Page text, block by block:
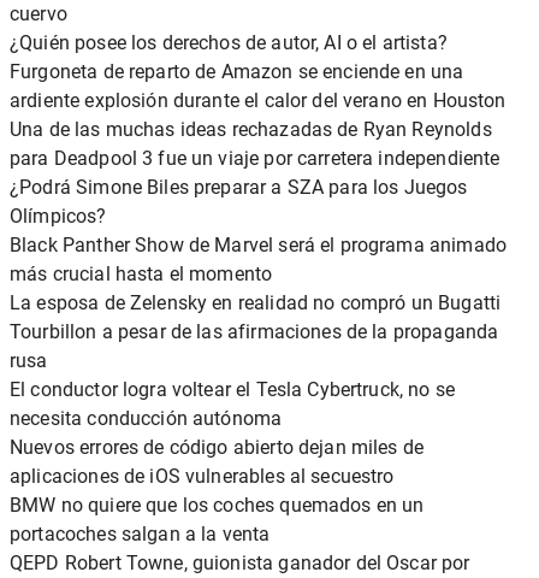
cuervo
¿Quién posee los derechos de autor, AI o el artista?
Furgoneta de reparto de Amazon se enciende en una
ardiente explosión durante el calor del verano en Houston
Una de las muchas ideas rechazadas de Ryan Reynolds
para Deadpool 3 fue un viaje por carretera independiente
¿Podrá Simone Biles preparar a SZA para los Juegos
Olímpicos?
Black Panther Show de Marvel será el programa animado
más crucial hasta el momento
La esposa de Zelensky en realidad no compró un Bugatti
Tourbillon a pesar de las afirmaciones de la propaganda
rusa
El conductor logra voltear el Tesla Cybertruck, no se
necesita conducción autónoma
Nuevos errores de código abierto dejan miles de
aplicaciones de iOS vulnerables al secuestro
BMW no quiere que los coches quemados en un
portacoches salgan a la venta
QEPD Robert Towne, guionista ganador del Oscar por